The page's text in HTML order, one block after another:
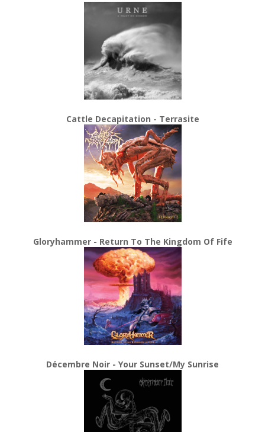
Cattle Decapitation - Terrasite
Gloryhammer - Return To The Kingdom Of Fife
Décembre Noir - Your Sunset/My Sunrise